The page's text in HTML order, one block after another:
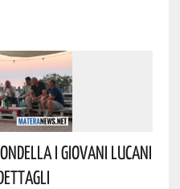
I Giovani Lucani